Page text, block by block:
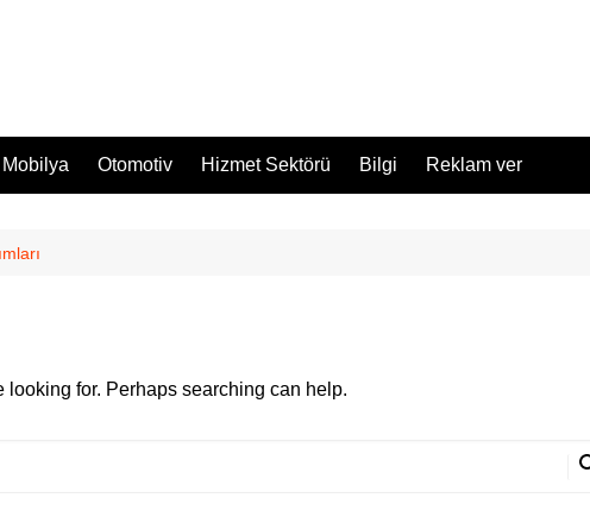
Mobilya Otomotiv Hizmet Sektörü Bilgi Reklam ver
looking for. Perhaps searching can help.